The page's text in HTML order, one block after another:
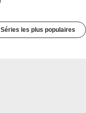
Séries les plus populaires